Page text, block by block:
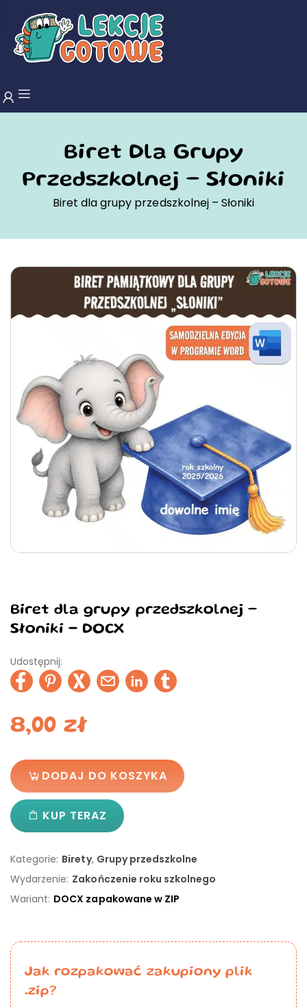
Biret Dla Grupy
Przedszkolnej – Słoniki
Biret dla grupy przedszkolnej – Słoniki
Biret dla grupy przedszkolnej –
Słoniki - DOCX
Udostępnij:
8,00zł
DODAJ DO KOSZYKA
KUP TERAZ
Kategorie: Birety, Grupy przedszkolne
Wydarzenie: Zakończenie roku szkolnego
Wariant: DOCX zapakowane w ZIP
Jak rozpakować zakupiony plik
.zip?